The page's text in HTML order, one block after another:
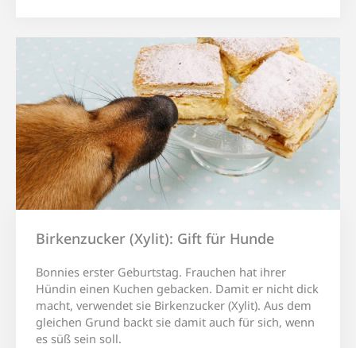
Birkenzucker (Xylit): Gift für Hunde
Bonnies erster Geburtstag. Frauchen hat ihrer
Hündin einen Kuchen gebacken. Damit er nicht dick
macht, verwendet sie Birkenzucker (Xylit). Aus dem
gleichen Grund backt sie damit auch für sich, wenn
es süß sein soll.